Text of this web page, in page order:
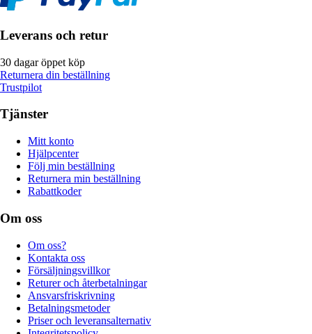
Leverans och retur
30 dagar öppet köp
Returnera din beställning
Trustpilot
Tjänster
Mitt konto
Hjälpcenter
Följ min beställning
Returnera min beställning
Rabattkoder
Om oss
Om oss?
Kontakta oss
Försäljningsvillkor
Returer och återbetalningar
Ansvarsfriskrivning
Betalningsmetoder
Priser och leveransalternativ